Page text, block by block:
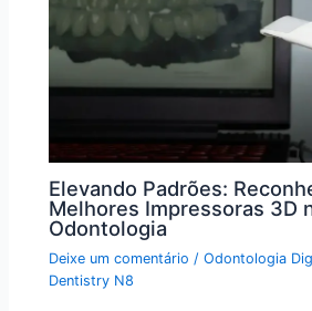
Elevando Padrões:
Melhores Impressoras 3D
Odontologia
Deixe um comentário /Odontologia
Dentistry N8